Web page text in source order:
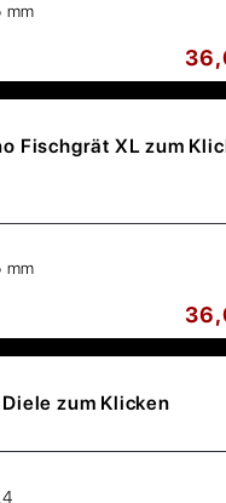
mm
Fischgrät XL zum
mm
zum Klicken